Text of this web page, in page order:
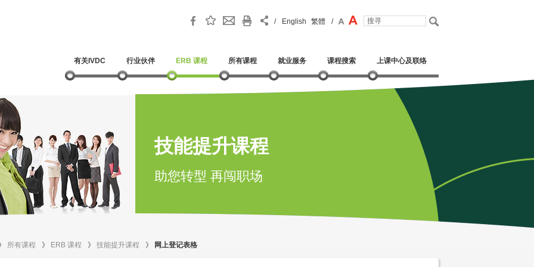
/ English 繁體 /
有关IVDC 行业伙伴 ERB 课程 所有课程 就业服务 课程搜索 上课中心及联络
技能提升课程
助您转型 再闯职场
所有课程 》 ERB 课程 》 技能提升课程 》 网上登记表格